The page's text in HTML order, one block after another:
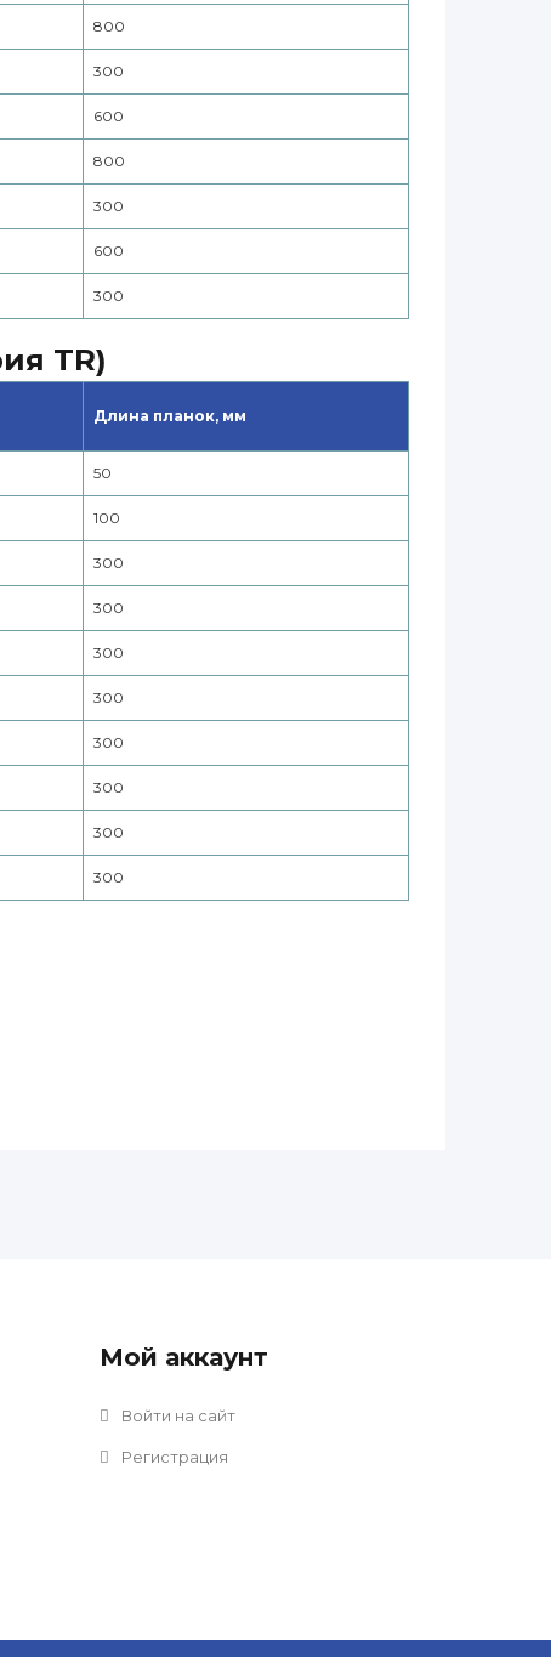
800
300
600
800
300
600
300
TR)
Длина планок, мм
50
100
300
300
300
300
300
300
300
300
Мой аккаунт
Войти на сайт
Регистрация